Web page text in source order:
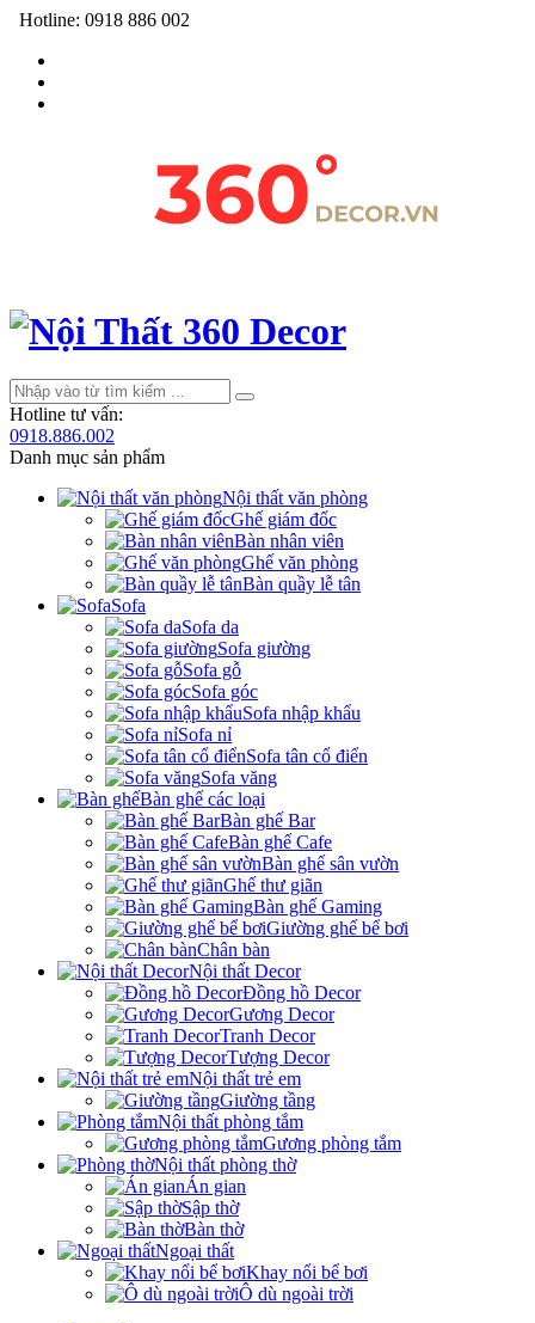
Hotline: 0918 886 002
Hotline tư vấn:
0918.886.002
Danh mục sản phẩm
Nội thất văn phòng
Ghế giám đốc
Bàn nhân viên
Ghế văn phòng
Bàn quầy lễ tân
Sofa
Sofa da
Sofa giường
Sofa gỗ
Sofa góc
Sofa nhập khẩu
Sofa nỉ
Sofa tân cổ điển
Sofa văng
Bàn ghế các loại
Bàn ghế Bar
Bàn ghế Cafe
Bàn ghế sân vườn
Ghế thư giãn
Bàn ghế Gaming
Giường ghế bể bơi
Chân bàn
Nội thất Decor
Đồng hồ Decor
Gương Decor
Tranh Decor
Tượng Decor
Nội thất trẻ em
Giường tầng
Nội thất phòng tắm
Gương phòng tắm
Nội thất phòng thờ
Án gian
Sập thờ
Bàn thờ
Ngoại thất
Khay nổi bể bơi
Ô dù ngoài trời